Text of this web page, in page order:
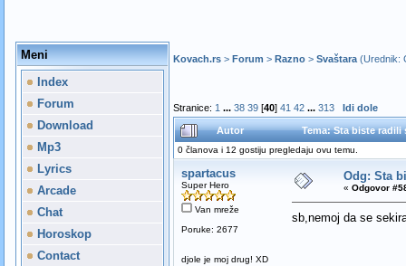
Meni
Index
Forum
Download
Mp3
Lyrics
Arcade
Chat
Horoskop
Contact
Kovach.rs> Forum > Razno> Svaštara(Urednik:
Stranice: 1 ... 38 39[40] 41 42 ... 313 Idi dole
Autor Tema: Sta biste
0 članova i 12 gostiju pregledaju ovu temu.
spartacus
Super Hero
Van mreže
Poruke: 2677
djole je moj drug! XD
Odg: Sta
« Odgovor
sb,nemoj da se